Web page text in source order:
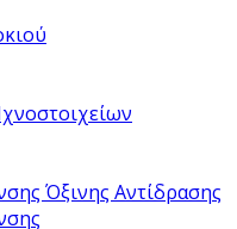
Όξινης Αντίδρασης